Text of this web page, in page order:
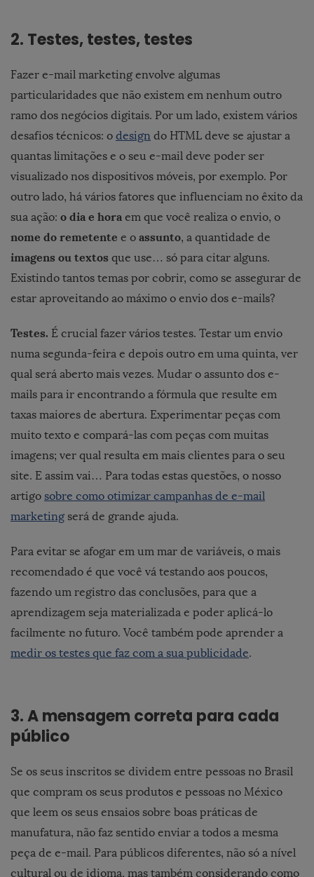
2. Testes, testes, testes
Fazer e-mail marketing envolve algumas
particularidades que não existem em nenhum outro
ramo dos negócios digitais. Por um lado, existem vários
desafios técnicos: o design do HTML deve se ajustar a
quantas limitações e o seu e-mail deve poder ser
visualizado nos dispositivos móveis, por exemplo. Por
outro lado, há vários fatores que influenciam no êxito da
sua ação: o dia e hora em que você realiza o envio, o
nome do remetente e o assunto, a quantidade de
imagens ou textos que use… só para citar alguns.
Existindo tantos temas por cobrir, como se assegurar de
estar aproveitando ao máximo o envio dos e-mails?
Testes. É crucial fazer vários testes. Testar um envio
numa segunda-feira e depois outro em uma quinta, ver
qual será aberto mais vezes. Mudar o assunto dos e-
mails para ir encontrando a fórmula que resulte em
taxas maiores de abertura. Experimentar peças com
muito texto e compará-las com peças com muitas
imagens; ver qual resulta em mais clientes para o seu
site. E assim vai… Para todas estas questões, o nosso
artigo sobre como otimizar campanhas de e-mail
marketing será de grande ajuda.
Para evitar se afogar em um mar de variáveis, o mais
recomendado é que você vá testando aos poucos,
fazendo um registro das conclusões, para que a
aprendizagem seja materializada e poder aplicá-lo
facilmente no futuro. Você também pode aprender a
medir os testes que faz com a sua publicidade.
3. A mensagem correta para cada
público
Se os seus inscritos se dividem entre pessoas no Brasil
que compram os seus produtos e pessoas no México
que leem os seus ensaios sobre boas práticas de
manufatura, não faz sentido enviar a todos a mesma
peça de e-mail. Para públicos diferentes, não só a nível
cultural ou de idioma, mas também considerando como